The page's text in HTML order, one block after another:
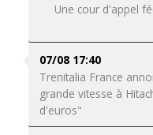
Une cour d'appel
07/08 17:40
Trenitalia France
grande vitesse à
d'euros"